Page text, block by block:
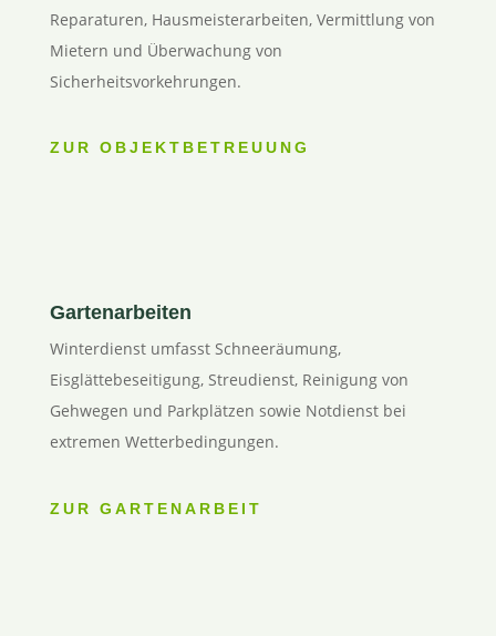
Reparaturen, Hausmeisterarbeiten, Vermittlung von
Mietern und Überwachung von
Sicherheitsvorkehrungen.
ZUR OBJEKTBETREUUNG
Gartenarbeiten
Winterdienst umfasst Schneeräumung,
Eisglättebeseitigung, Streudienst, Reinigung von
Gehwegen und Parkplätzen sowie Notdienst bei
extremen Wetterbedingungen.
ZUR GARTENARBEIT